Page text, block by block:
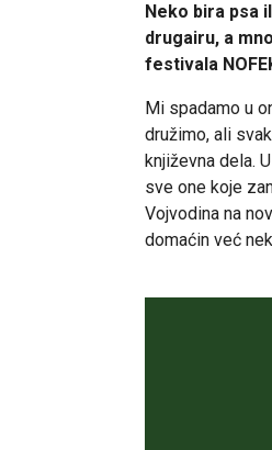
Neko bira psa
drugairu, a
festivala
Mi spadamo u
družimo, ali
književna dela.
sve one koje
Vojvodina na
domaćin već